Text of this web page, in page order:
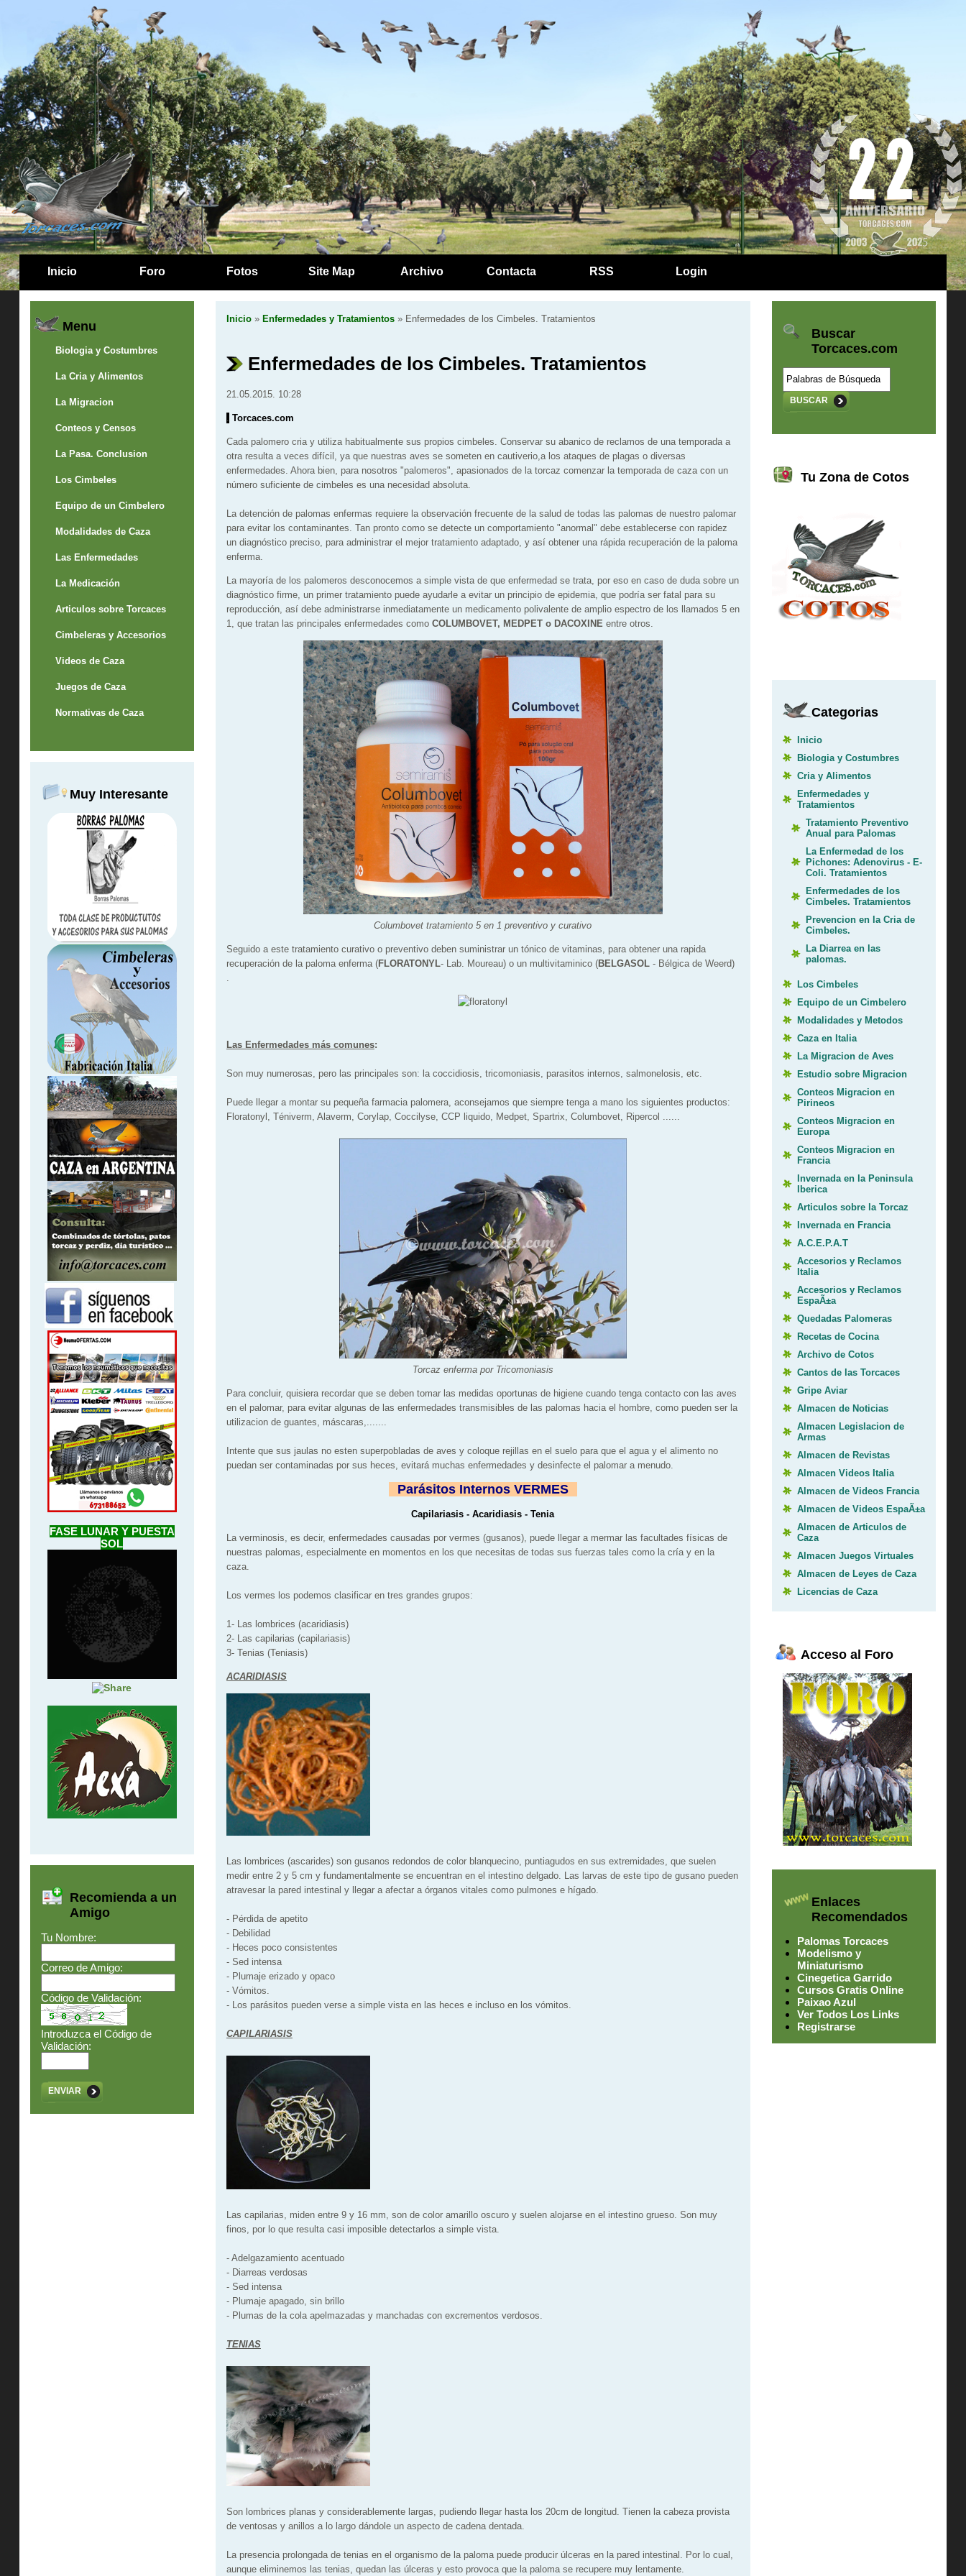
Inicio Foro Fotos Site Map Archivo Contacta RSS Login
Menu
Biologia y Costumbres
La Cria y Alimentos
La Migracion
Conteos y Censos
La Pasa. Conclusion
Los Cimbeles
Equipo de un Cimbelero
Modalidades de Caza
Las Enfermedades
La Medicación
Articulos sobre Torcaces
Cimbeleras y Accesorios
Videos de Caza
Juegos de Caza
Normativas de Caza
Muy Interesante
FASE LUNAR Y PUESTA
SOL
Recomienda a un
Amigo
Tu Nombre:
Correo de Amigo:
Código de Validación:
Introduzca el Código de
Validación:
ENVIAR
Inicio» Enfermedades y Tratamientos» Enfermedades de los Cimbeles. Tratamientos
Enfermedades de los Cimbeles. Tratamientos
21.05.2015. 10:28
. Torcaces.com
Cada palomero cria y utiliza habitualmente sus propios cimbeles. Conservar su abanico de reclamos de una temporada a
otra resulta a veces difícil, ya que nuestras aves se someten en cautiverio,a los ataques de plagas o diversas
enfermedades. Ahora bien, para nosotros "palomeros", apasionados de la torcaz comenzar la temporada de caza con un
número suficiente de cimbeles es una necesidad absoluta.
La detención de palomas enfermas requiere la observación frecuente de la salud de todas las palomas de nuestro palomar
para evitar los contaminantes. Tan pronto como se detecte un comportamiento "anormal" debe establecerse con rapidez
un diagnóstico preciso, para administrar el mejor tratamiento adaptado, y así obtener una rápida recuperación de la paloma
enferma.
La mayoría de los palomeros desconocemos a simple vista de que enfermedad se trata, por eso en caso de duda sobre un
diagnóstico firme, un primer tratamiento puede ayudarle a evitar un principio de epidemia, que podría ser fatal para su
reproducción, así debe administrarse inmediatamente un medicamento polivalente de amplio espectro de los llamados 5 en
1, que tratan las principales enfermedades como COLUMBOVET, MEDPET o DACOXINE entre otros.
Columbovet tratamiento 5 en 1 preventivo y curativo
Seguido a este tratamiento curativo o preventivo deben suministrar un tónico de vitaminas, para obtener una rapida
recuperación de la paloma enferma (FLORATONYL- Lab. Moureau) o un multivitaminico (BELGASOL- Bélgica de Weerd)
.
Las Enfermedades más comunes:
Son muy numerosas, pero las principales son: la coccidiosis, tricomoniasis, parasitos internos, salmonelosis, etc.
Puede llegar a montar su pequeña farmacia palomera, aconsejamos que siempre tenga a mano los siguientes productos:
Floratonyl, Téniverm, Alaverm, Corylap, Coccilyse, CCP liquido, Medpet, Spartrix, Columbovet, Ripercol ......
Torcaz enferma por Tricomoniasis
Para concluir, quisiera recordar que se deben tomar las medidas oportunas de higiene cuando tenga contacto con las aves
en el palomar, para evitar algunas de las enfermedades transmisibles de las palomas hacia el hombre, como pueden ser la
utilizacion de guantes, máscaras,.......
Intente que sus jaulas no esten superpobladas de aves y coloque rejillas en el suelo para que el agua y el alimento no
puedan ser contaminadas por sus heces, evitará muchas enfermedades y desinfecte el palomar a menudo.
Parásitos Internos VERMES""
Capilariasis - Acaridiasis - Tenia
La verminosis, es decir, enfermedades causadas por vermes (gusanos), puede llegar a mermar las facultades físicas de
nuestras palomas, especialmente en momentos en los que necesitas de todas sus fuerzas tales como la cría y en la
caza.
Los vermes los podemos clasificar en tres grandes grupos:
1- Las lombrices (acaridiasis)
2- Las capilarias (capilariasis)
3- Tenias (Teniasis)
ACARIDIASIS
Las lombrices (ascarides) son gusanos redondos de color blanquecino, puntiagudos en sus extremidades, que suelen
medir entre 2 y 5 cm y fundamentalmente se encuentran en el intestino delgado. Las larvas de este tipo de gusano pueden
atravesar la pared intestinal y llegar a afectar a órganos vitales como pulmones e hígado.
- Pérdida de apetito
- Debilidad
- Heces poco consistentes
- Sed intensa
- Plumaje erizado y opaco
- Vómitos.
- Los parásitos pueden verse a simple vista en las heces e incluso en los vómitos.
CAPILARIASIS
Las capilarias, miden entre 9 y 16 mm, son de color amarillo oscuro y suelen alojarse en el intestino grueso. Son muy
finos, por lo que resulta casi imposible detectarlos a simple vista.
- Adelgazamiento acentuado
- Diarreas verdosas
- Sed intensa
- Plumaje apagado, sin brillo
- Plumas de la cola apelmazadas y manchadas con excrementos verdosos.
TENIAS
Son lombrices planas y considerablemente largas, pudiendo llegar hasta los 20cm de longitud. Tienen la cabeza provista
de ventosas y anillos a lo largo dándole un aspecto de cadena dentada.
La presencia prolongada de tenias en el organismo de la paloma puede producir úlceras en la pared intestinal. Por lo cual,
aunque eliminemos las tenias, quedan las úlceras y esto provoca que la paloma se recupere muy lentamente.
Buscar
Torcaces.com
BUSCAR
Tu Zona de Cotos
Categorias
Inicio
Biologia y Costumbres
Cria y Alimentos
Enfermedades y
Tratamientos
Tratamiento Preventivo
Anual para Palomas
La Enfermedad de los
Pichones: Adenovirus - E-
Coli. Tratamientos
Enfermedades de los
Cimbeles. Tratamientos
Prevencion en la Cria de
Cimbeles.
La Diarrea en las
palomas.
Los Cimbeles
Equipo de un Cimbelero
Modalidades y Metodos
Caza en Italia
La Migracion de Aves
Estudio sobre Migracion
Conteos Migracion en
Pirineos
Conteos Migracion en
Europa
Conteos Migracion en
Francia
Invernada en la Peninsula
Iberica
Articulos sobre la Torcaz
Invernada en Francia
A.C.E.P.A.T
Accesorios y Reclamos
Italia
Accesorios y Reclamos
EspaÃ±a
Quedadas Palomeras
Recetas de Cocina
Archivo de Cotos
Cantos de las Torcaces
Gripe Aviar
Almacen de Noticias
Almacen Legislacion de
Armas
Almacen de Revistas
Almacen Videos Italia
Almacen de Videos Francia
Almacen de Videos EspaÃ±a
Almacen de Articulos de
Caza
Almacen Juegos Virtuales
Almacen de Leyes de Caza
Licencias de Caza
Acceso al Foro
Enlaces
Recomendados
Palomas Torcaces
Modelismo y
Miniaturismo
Cinegetica Garrido
Cursos Gratis Online
Paixao Azul
Ver Todos Los Links
Registrarse